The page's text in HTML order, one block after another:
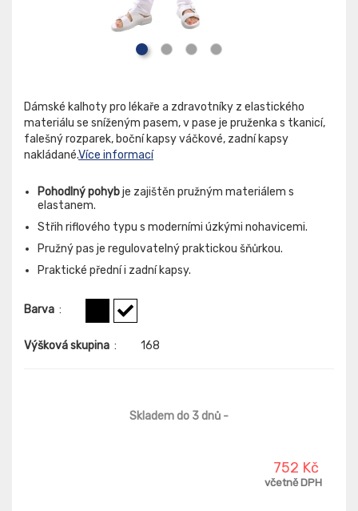
Dámské kalhoty pro lékaře a zdravotníky z elastického
materiálu se sníženým pasem, v pase je pruženka s tkanicí,
falešný rozparek, boční kapsy váčkové, zadní kapsy
nakládané.Více informací
Pohodlný pohybje zajištěn pružným materiálem s
elastanem.
Střih riflového typu s moderními úzkými nohavicemi.
Pružný pas je regulovatelný praktickou šňůrkou.
Praktické přední i zadní kapsy.
Barva :
Výšková skupina : 168
Skladem do 3 dnů -
752 Kč
včetně DPH